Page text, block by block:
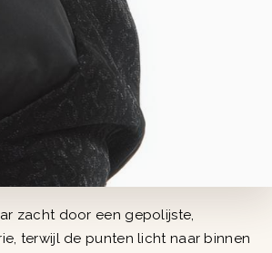
zacht door een gepolijste,
terwijl de punten licht naar binnen